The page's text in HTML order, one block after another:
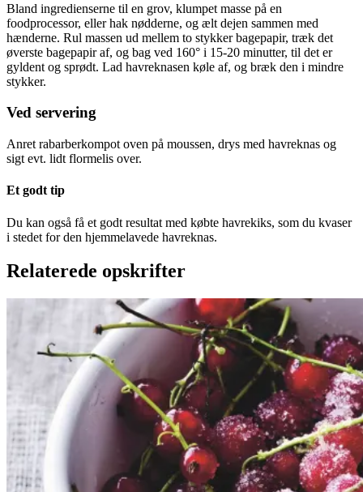
Bland ingredienserne til en grov, klumpet masse på en
foodprocessor, eller hak nødderne, og ælt dejen sammen med
hænderne. Rul massen ud mellem to stykker bagepapir, træk det
øverste bagepapir af, og bag ved 160° i 15-20 minutter, til det er
gyldent og sprødt. Lad havreknasen køle af, og bræk den i mindre
stykker.
Ved servering
Anret rabarberkompot oven på moussen, drys med havreknas og
sigt evt. lidt flormelis over.
Et godt tip
Du kan også få et godt resultat med købte havrekiks, som du kvaser
i stedet for den hjemmelavede havreknas.
Relaterede opskrifter
Rysteribs Rysteribs
Gem opskrift
Dessert